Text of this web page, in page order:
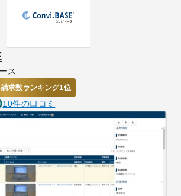
ス
求数ランキング1位
10件の口コミ